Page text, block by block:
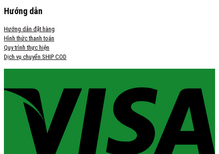
Hướng dẫn
Hướng dẫn đặt hàng
Hình thức thanh toán
Quy trình thực hiện
Dịch vụ chuyển SHIP COD